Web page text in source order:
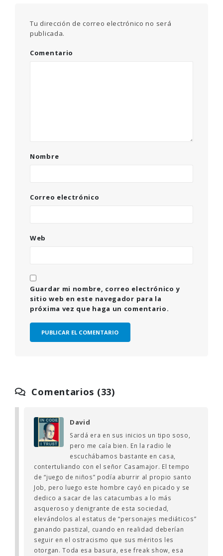
Tu dirección de correo electrónico no será
publicada.
Comentario
Nombre
Correo electrónico
Web
Guardar mi nombre, correo electrónico y
sitio web en este navegador para la
próxima vez que haga un comentario.
Comentarios (33)
David
Sardá era en sus inicios un tipo soso,
pero me caía bien. En la radio le
escuchábamos bastante en casa,
contertuliando con el señor Casamajor. El tempo
de “juego de niños” podía aburrir al propio santo
Job, pero luego este hombre cayó en picado y se
dedico a sacar de las catacumbas a lo más
asqueroso y denigrante de esta sociedad,
elevándolos al estatus de “personajes mediáticos”
ganando pastizal, cuando en realidad deberían
seguir en el ostracismo que sus méritos les
otorgan. Toda esa basura, ese freak show, esa